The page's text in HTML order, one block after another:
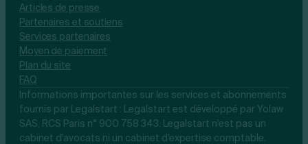
Articles de presse
Partenaires et soutiens
Services partenaires
Moyen de paiement
Plan du site
FAQ
Informations importantes sur les services et abonnements
fournis par Legalstart : Legalstart est développé par Yolaw
SAS, RCS Paris n° 900 758 343. Legalstart n'est pas un
cabinet d'avocats ni un cabinet d'expertise comptable.